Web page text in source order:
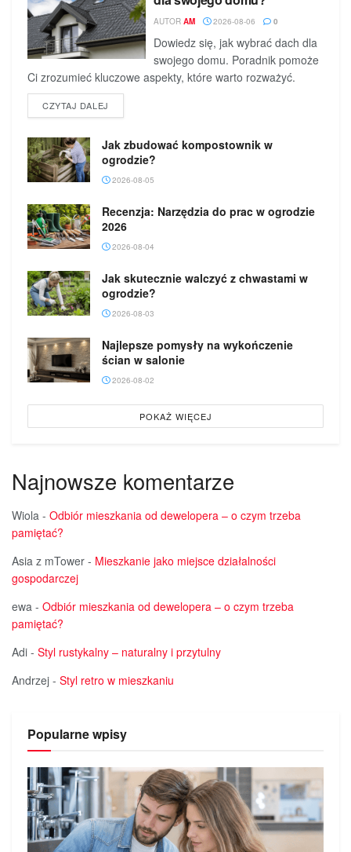
AUTOR AM 2026-08-06 0
Dowiedz się, jak wybrać dach dla
swojego domu. Poradnik pomoże
Ci zrozumieć kluczowe aspekty, które warto rozważyć.
CZYTAJ DALEJ
Jak zbudować kompostownik w
ogrodzie?
2026-08-05
Recenzja: Narzędzia do prac w ogrodzie
2026
2026-08-04
Jak skutecznie walczyć z chwastami w
ogrodzie?
2026-08-03
Najlepsze pomysły na wykończenie
ścian w salonie
2026-08-02
POKAŻ WIĘCEJ
Najnowsze komentarze
Wiola - Odbiór mieszkania od dewelopera – o czym trzeba
pamiętać?
Asia z mTower - Mieszkanie jako miejsce działalności
gospodarczej
ewa - Odbiór mieszkania od dewelopera – o czym trzeba
pamiętać?
Adi - Styl rustykalny – naturalny i przytulny
Andrzej - Styl retro w mieszkaniu
Popularne wpisy